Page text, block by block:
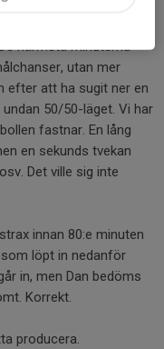
närmsta minuterna
utan mer
efter att ha sugit ner en
50/50-läget. Vi har
fastnar. En lång
en sekunds tvekan
Det ville sig inte
innan 80:e minuten
löpt in nedanför
in, men Dan bedöms
Korrekt.
producera.